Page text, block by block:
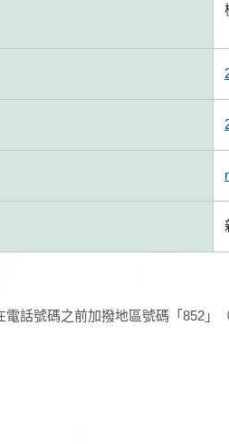
話號碼之前加撥地區號碼「852」